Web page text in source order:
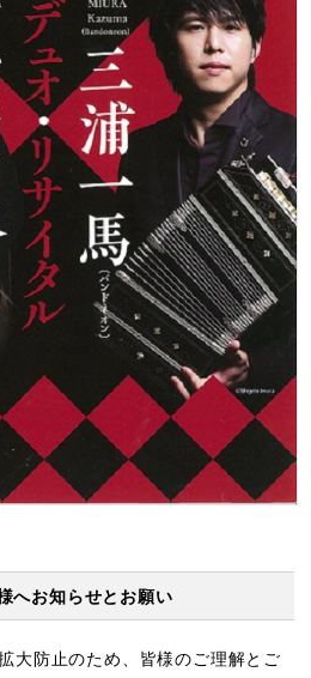
へお知らせとお願い
大防止のため、皆様のご理解とご